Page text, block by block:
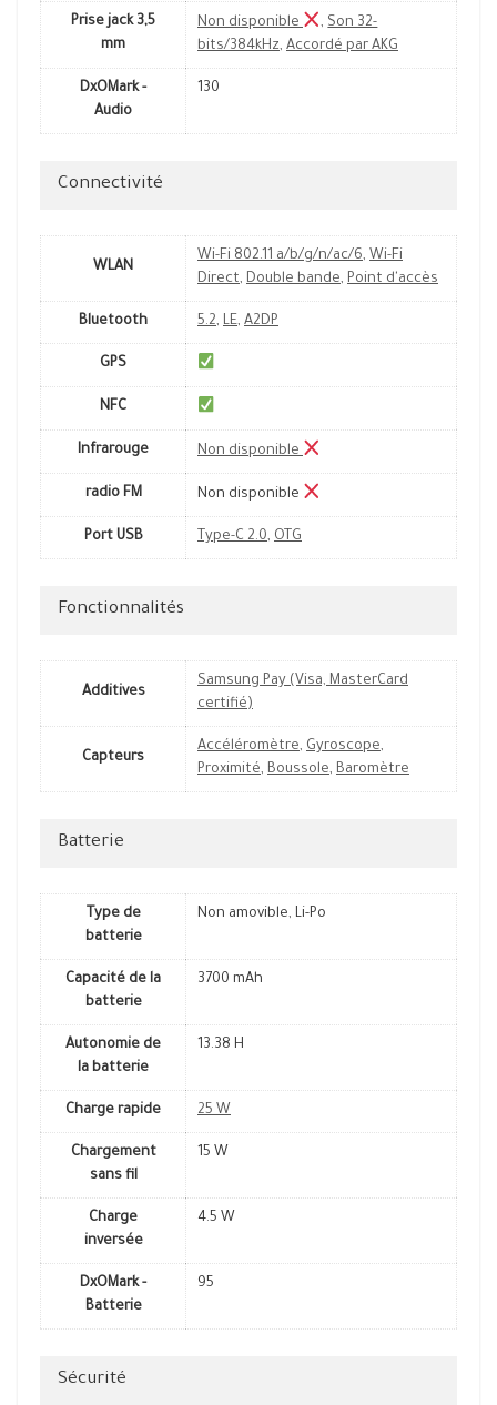
Prise jack 3,5
mm
Non disponible ,Son 32-
bits/384kHz, Accordé par AKG
DxOMark -
Audio
130
Connectivité
WLAN
Wi-Fi 802.11 a/b/g/n/ac/6, Wi-Fi
Direct, Double bande, Point d'accès
Bluetooth 5.2, LE, A2DP
GPS
NFC
Infrarouge Non disponible
radio FM Non disponible
Port USB Type-C 2.0, OTG
Fonctionnalités
Additives
Samsung Pay (Visa, MasterCard
certifié)
Capteurs
Accéléromètre, Gyroscope,
Proximité, Boussole, Baromètre
Batterie
Type de
batterie
Non amovible, Li-Po
Capacité de la
batterie
3700 mAh
Autonomie de
la batterie
13.38 H
Charge rapide 25 W
Chargement
sans fil
15 W
Charge
inversée
4.5 W
DxOMark -
Batterie
95
Sécurité